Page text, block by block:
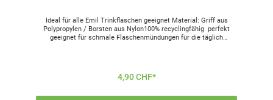
Ideal für alle Emil Trinkflaschen geeignet Material: Griff aus
Polypropylen / Borsten aus Nylon100% recyclingfähig perfekt
geeignet für schmale Flaschenmündungen für die täglich
freispülmaschinengeeignetMade in GermanyHersteller:BÜMAG
4,90 CHF*